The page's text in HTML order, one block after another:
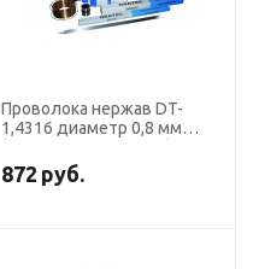
Проволока нержав DT-
1,4316 диаметр 0,8 мм
DRATEC
872 руб.